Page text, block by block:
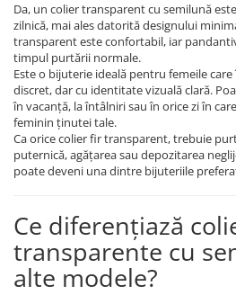
Da, un colier transparent cu semilună
zilnică, mai ales datorită designului
transparent este confortabil, iar
timpul purtării normale.
Este o bijuterie ideală pentru femeile
discret, dar cu identitate vizuală clară.
în vacanță, la întâlniri sau în orice zi în
feminin ținutei tale.
Ca orice colier fir transparent, trebuie
puternică, agățarea sau depozitarea
poate deveni una dintre bijuteriile
Ce diferențiază
transparente cu
alte modele?